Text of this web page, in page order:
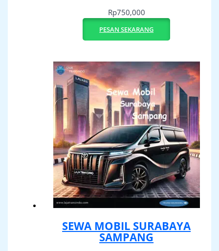
Rp750,000
PESAN SEKARANG
SEWA MOBIL SURABAYA
SAMPANG